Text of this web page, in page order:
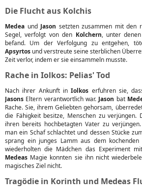
Die Flucht aus Kolchis
Medea und Jason setzten zusammen mit den
Segel, verfolgt von den Kolchern, unter
befand. Um der Verfolgung zu entgehen,
Apsyrtos und verstreute seine sterblichen
Zeit verlor, indem er sie einsammeln musste.
Rache in Iolkos: Pelias' Tod
Nach ihrer Ankunft inIolkos erfuhren sie,
Jasons Eltern verantwortlich war. Jason bat
Rache. Sie, ihrem Geliebten gehorsam,
die Fähigkeit besitze, Menschen zu verjüngen.
ihren bereits hochbetagten Vater zu verjüngen.
man ein Schaf schlachtet und dessen Stücke
sprang ein junges Lamm aus dem kochenden
wiederholten die Mädchen das Experiment
Medeas Magie konnten sie ihn nicht
magisches Ziel nicht.
Tragödie in Korinth und Medeas